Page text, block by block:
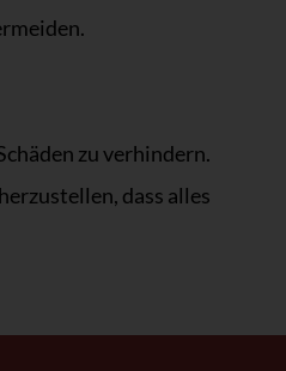
zu verhindern.
dass alles